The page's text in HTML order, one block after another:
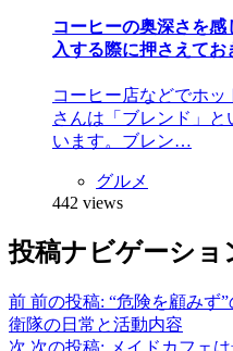
コーヒーの奥深さを
入する際に押さえてお
コーヒー店などでホ
さんは「ブレンド」
います。ブレン…
グルメ
442 views
投稿ナビゲーショ
前 前の投稿: “危険を顧みず
衛隊の日常と活動内容
次 次の投稿: メイドカフェ